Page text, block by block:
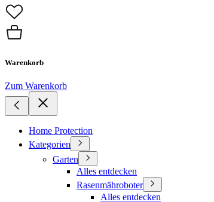
Warenkorb
Zum Warenkorb
Home Protection
Kategorien
Garten
Alles entdecken
Rasenmähroboter
Alles entdecken